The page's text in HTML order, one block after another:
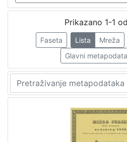
Sitni tisak
Prikazano 1-1
Faseta Lista Mreža
Glavni